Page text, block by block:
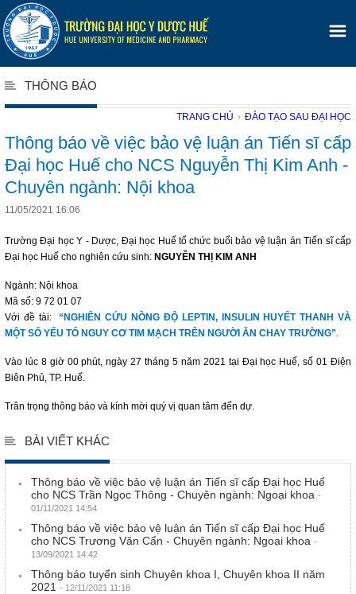
THÔNG BÁO
TRANG CHỦ › ĐÀO TẠO SAU ĐẠI HỌC
Thông báo về việc bảo vệ luận án Tiến sĩ cấp
Đại học Huế cho NCS Nguyễn Thị Kim Anh -
Chuyên ngành: Nội khoa
11/05/2021 16:06
Trường Đại học Y - Dược, Đại học Huế tổ chức buổi bảo vệ luận án Tiến sĩ cấp
Đại học Huế cho nghiên cứu sinh: NGUYỄN THỊ KIM ANH
Ngành: Nội khoa
Mã số: 9 72 01 07
Với đề tài:“NGHIÊN CỨU NỒNG ĐỘ LEPTIN, INSULIN HUYẾT THANH VÀ
MỘT SỐ YẾU TỐ NGUY CƠ TIM MẠCH TRÊN NGƯỜI ĂN CHAY TRƯỜNG”.
Vào lúc 8 giờ 00 phút, ngày 27 tháng 5 năm 2021 tại Đại học Huế, số 01 Điện
Biên Phủ, TP. Huế.
Trân trọng thông báo và kính mời quý vị quan tâm đến dự.
BÀI VIẾT KHÁC
Thông báo về việc bảo vệ luận án Tiến sĩ cấp Đại học Huế
cho NCS Trần Ngọc Thông - Chuyên ngành: Ngoại khoa -
01/11/2021 14:54
Thông báo về việc bảo vệ luận án Tiến sĩ cấp Đại học Huế
cho NCS Trương Văn Cẩn - Chuyên ngành: Ngoại khoa -
13/09/2021 14:42
Thông báo tuyển sinh Chuyên khoa I, Chuyên khoa II năm
2021 - 12/11/2021 11:18